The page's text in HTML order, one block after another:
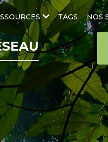
TAGS NOS